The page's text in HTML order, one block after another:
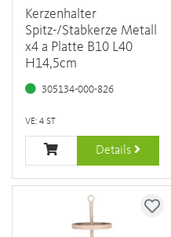
Kerzenhalter
Spitz-/Stabkerze Metall
x4 a Platte B10 L40
H14,5cm
305134-000-826
VE: 4 ST
Details